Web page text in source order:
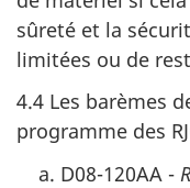
sûreté et la
limitées ou de
4.4 Les barèmes
programme des
D08-120AA -